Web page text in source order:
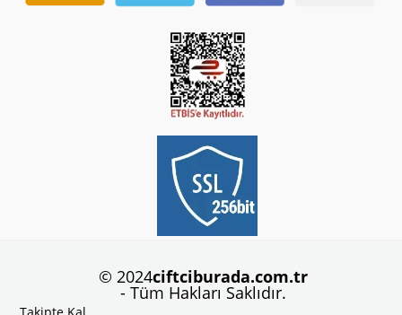
© 2024ciftciburada.com.tr
- Tüm Hakları Saklıdır.